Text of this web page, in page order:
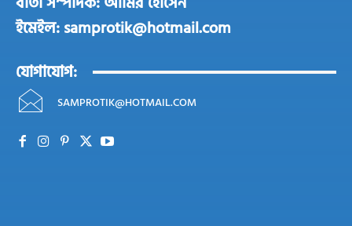
ইমেইল: samprotik@hotmail.com
যোগাযোগ:
SAMPROTIK@HOTMAIL.COM